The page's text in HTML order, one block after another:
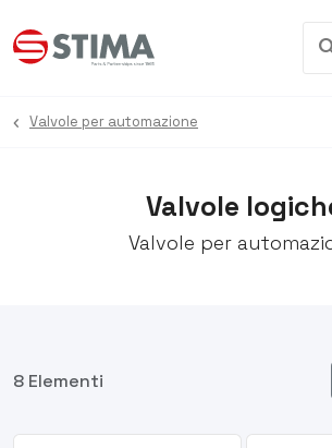
Valvole
Valvole per
Valvole per automazione
8 Elementi